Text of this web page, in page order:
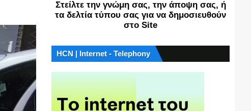
Στείλτε την γνώμη σας, την άποψη σας, ή
τα δελτία τύπου σας για να δημοσιευθούν
στο Site
HCN | Internet - Telephony